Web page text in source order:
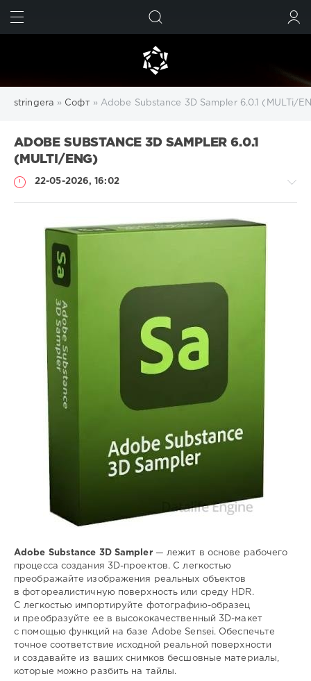
stringera » Софт» Adobe Substance 3D Sampler 6.0.1 (MULTi/
ADOBE SUBSTANCE 3D SAMPLER 6.0.1
(MULTI/ENG)
22-05-2026, 16:02
Софт
SamDel
дизайна
Adobe,
анимация
графика
Adobe Substance 3D Sampler— лежит в основе рабочего
процесса создания 3D-проектов. С легкостью
преображайте изображения реальных объектов
в фотореалистичную поверхность или среду HDR.
С легкостью импортируйте фотографию-образец
и преобразуйте ее в высококачественный 3D-макет
с помощью функций на базе Adobe Sensei. Обеспечьте
точное соответствие исходной реальной поверхности
и создавайте из ваших снимков бесшовные материалы,
которые можно разбить на тайлы.